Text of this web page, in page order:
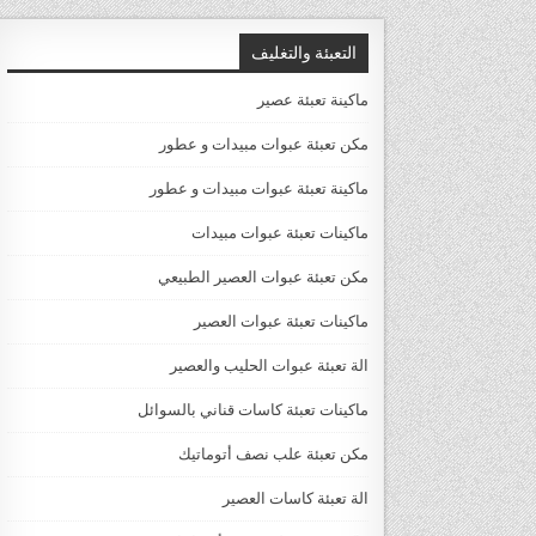
التعبئة والتغليف
ماكينة تعبئة عصير
مكن تعبئة عبوات مبيدات و عطور
ماكينة تعبئة عبوات مبيدات و عطور
ماكينات تعبئة عبوات مبيدات
مكن تعبئة عبوات العصير الطبيعي
ماكينات تعبئة عبوات العصير
الة تعبئة عبوات الحليب والعصير
ماكينات تعبئة كاسات قناني بالسوائل
مكن تعبئة علب نصف أتوماتيك
الة تعبئة كاسات العصير